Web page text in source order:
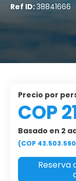
Ref ID:38841666
precio por
COP
Basado en 2
(COP 43.503.590
Reserva